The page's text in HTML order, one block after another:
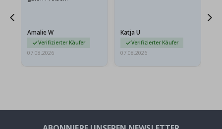
Amalie W
Verifizierter Käufer
07.08.2026
Katja U
Verifizierter Käufer
07.08.2026